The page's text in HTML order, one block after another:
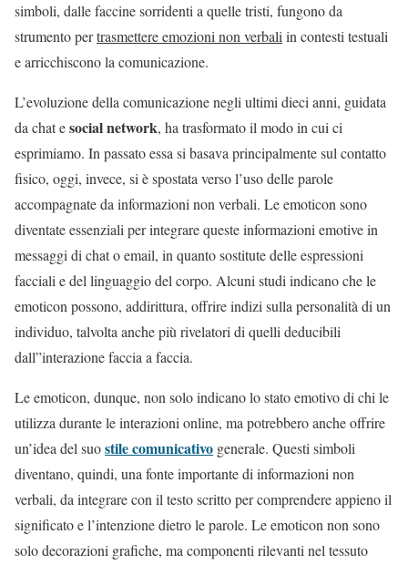
simboli, dalle faccine sorridenti a quelle tristi, fungono da
strumento pertrasmettere emozioni non verbali in contesti testuali
e arricchiscono la comunicazione.
L’evoluzione della comunicazione negli ultimi dieci anni, guidata
da chat esocial network, ha trasformato il modo in cui ci
esprimiamo. In passato essa si basava principalmente sul contatto
fisico, oggi, invece, si è spostata verso l’uso delle parole
accompagnate da informazioni non verbali. Le emoticon sono
diventate essenziali per integrare queste informazioni emotive in
messaggi di chat o email, in quanto sostitute delle espressioni
facciali e del linguaggio del corpo. Alcuni studi indicano che le
emoticon possono, addirittura, offrire indizi sulla personalità di un
individuo, talvolta anche più rivelatori di quelli deducibili
dall”interazione faccia a faccia.
Le emoticon, dunque, non solo indicano lo stato emotivo di chi le
utilizza durante le interazioni online, ma potrebbero anche offrire
un’idea del suostile comunicativo generale. Questi simboli
diventano, quindi, una fonte importante di informazioni non
verbali, da integrare con il testo scritto per comprendere appieno il
significato e l’intenzione dietro le parole. Le emoticon non sono
solo decorazioni grafiche, ma componenti rilevanti nel tessuto